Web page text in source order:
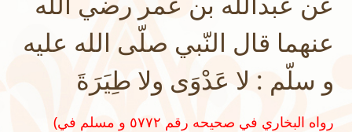
عنهما قال النّبي صلّى الله عليه
و سلّم : لا عَدْوَى ولا طِيَرَةَ
(رواه البخاري في صحيحه رقم ٥٧٧٢ و مسلم في